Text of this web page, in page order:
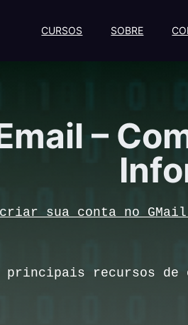
CURSOS SOBRE
–
criar sua conta no
recursos de